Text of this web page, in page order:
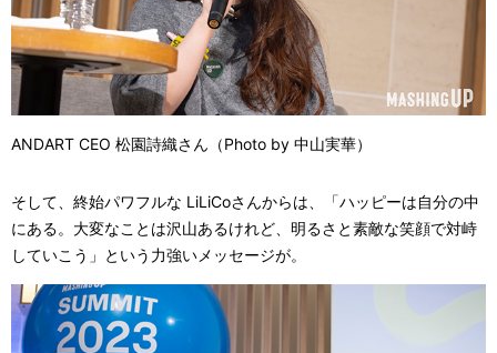
ANDART CEO 松園詩織さん（Photo by 中山実華）
そして、終始パワフルな LiLiCoさんからは、「ハッピーは自分の中
にある。大変なことは沢山あるけれど、明るさと素敵な笑顔で対峙
していこう」という力強いメッセージが。